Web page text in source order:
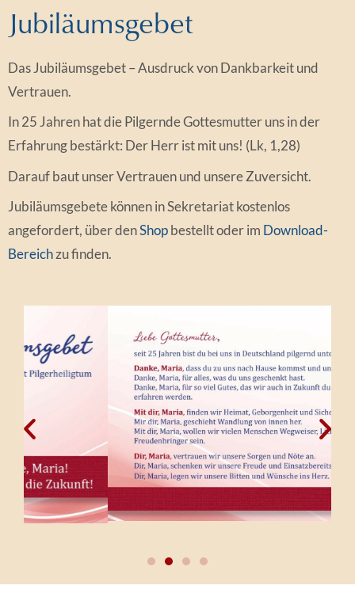
Jubiläumsgebet
Das Jubiläumsgebet – Ausdruck von Dankbarkeit und
Vertrauen.
In 25 Jahren hat die Pilgernde Gottesmutter uns in der
Erfahrung bestärkt: Der Herr ist mit uns! (Lk, 1,28)
Darauf baut unser Vertrauen und unsere Zuversicht.
Jubiläumsgebete können in Sekretariat kostenlos
angefordert, über denShopbestellt oder im Download-
Bereichzu finden.